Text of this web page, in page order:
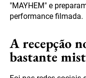
"MAYHEM" e
performance filmada.
A recepção
bastante